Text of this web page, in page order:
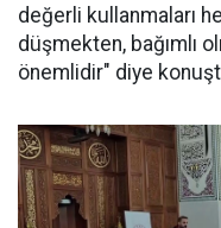
değerli kullanmaları
düşmekten, bağımlı
önemlidir" diye